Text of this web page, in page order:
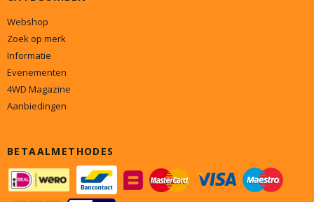
Webshop
Zoek op merk
Informatie
Evenementen
4WD Magazine
Aanbiedingen
BETAALMETHODES